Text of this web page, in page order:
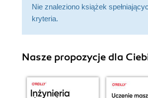
Nie znaleziono książek
kryteria.
Nasze propozycje dla